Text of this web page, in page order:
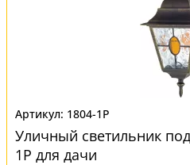
1804-1P
Уличный светильник
1P для дачи